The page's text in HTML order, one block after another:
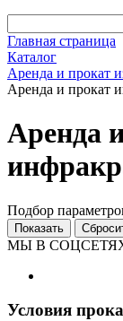
Главная страница
Каталог
Аренда и прокат
Аренда и прокат
Аренда
Подбор
МЫ В
Условия